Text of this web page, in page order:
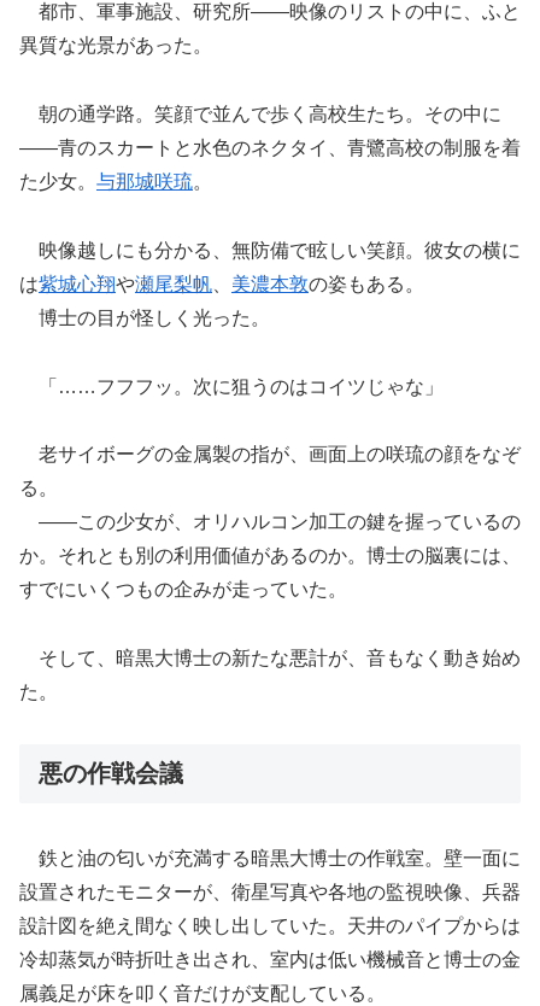
都市、軍事施設、研究所――映像のリストの中に、ふと
異質な光景があった。
朝の通学路。笑顔で並んで歩く高校生たち。その中に
――青のスカートと水色のネクタイ、青鷺高校の制服を着
た少女。 与那城咲琉。
映像越しにも分かる、無防備で眩しい笑顔。彼女の横に
は紫城心翔や瀬尾梨帆 美濃本敦の姿もある。
博士の目が怪しく光った。
「……フフフッ。次に狙うのはコイツじゃな」
老サイボーグの金属製の指が、画面上の咲琉の顔をなぞ
る。
――この少女が、オリハルコン加工の鍵を握っているの
か。それとも別の利用価値があるのか。博士の脳裏には、
すでにいくつもの企みが走っていた。
そして、暗黒大博士の新たな悪計が、音もなく動き始め
た。
悪の作戦会議
鉄と油の匂いが充満する暗黒大博士の作戦室。壁一面に
設置されたモニターが、衛星写真や各地の監視映像、兵器
設計図を絶え間なく映し出していた。天井のパイプからは
冷却蒸気が時折吐き出され、室内は低い機械音と博士の金
属義足が床を叩く音だけが支配している。